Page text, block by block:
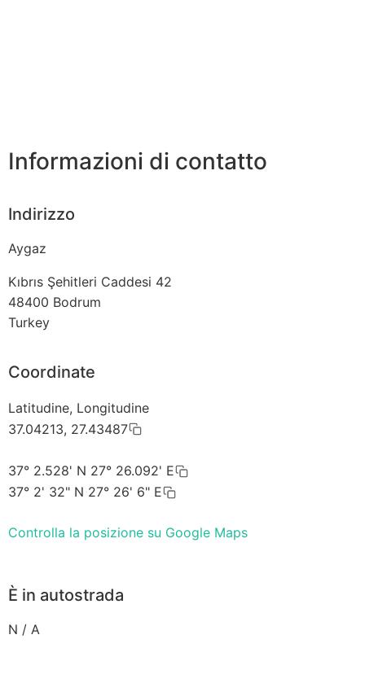
Informazioni di contatto
Indirizzo
Aygaz
Kıbrıs Şehitleri Caddesi 42
48400 Bodrum
Turkey
Coordinate
Latitudine, Longitudine
37.04213, 27.43487
37° 2.528' N 27° 26.092' E
37° 2' 32" N 27° 26' 6" E
Controlla la posizione su Google Maps
È in autostrada
N / A